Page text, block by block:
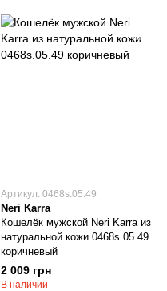
Артикул: 0468s.05.49
Neri Karra
Кошелёк мужской Neri Karra из
натуральной кожи 0468s.05.49
коричневый
2 009 грн
В наличии